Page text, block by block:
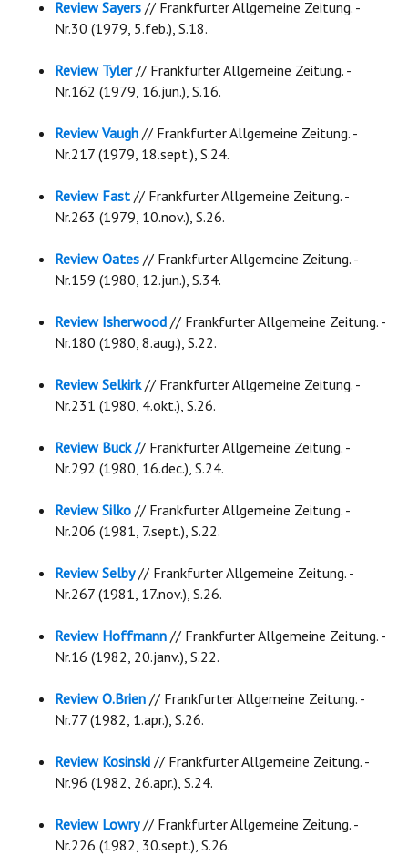
Review Sayers // Frankfurter Allgemeine Zeitung. -
Nr.30 (1979, 5.feb.), S.18.
Review Tyler// Frankfurter Allgemeine Zeitung. -
Nr.162 (1979, 16.jun.), S.16.
Review Vaugh // Frankfurter Allgemeine Zeitung. -
Nr.217 (1979, 18.sept.), S.24.
Review Fast // Frankfurter Allgemeine Zeitung. -
Nr.263 (1979, 10.nov.), S.26.
Review Oates // Frankfurter Allgemeine Zeitung. -
Nr.159 (1980, 12.jun.), S.34.
Review Isherwood // Frankfurter Allgemeine Zeitung. -
Nr.180 (1980, 8.aug.), S.22.
Review Selkirk// Frankfurter Allgemeine Zeitung. -
Nr.231 (1980, 4.okt.), S.26.
Review Buck // Frankfurter Allgemeine Zeitung. -
Nr.292 (1980, 16.dec.), S.24.
Review Silko // Frankfurter Allgemeine Zeitung. -
Nr.206 (1981, 7.sept.), S.22.
Review Selby// Frankfurter Allgemeine Zeitung. -
Nr.267 (1981, 17.nov.), S.26.
Review Hoffmann // Frankfurter Allgemeine Zeitung. -
Nr.16 (1982, 20.janv.), S.22.
Review O.Brien // Frankfurter Allgemeine Zeitung. -
Nr.77 (1982, 1.apr.), S.26.
Review Kosinski // Frankfurter Allgemeine Zeitung. -
Nr.96 (1982, 26.apr.), S.24.
Review Lowry// Frankfurter Allgemeine Zeitung. -
Nr.226 (1982, 30.sept.), S.26.